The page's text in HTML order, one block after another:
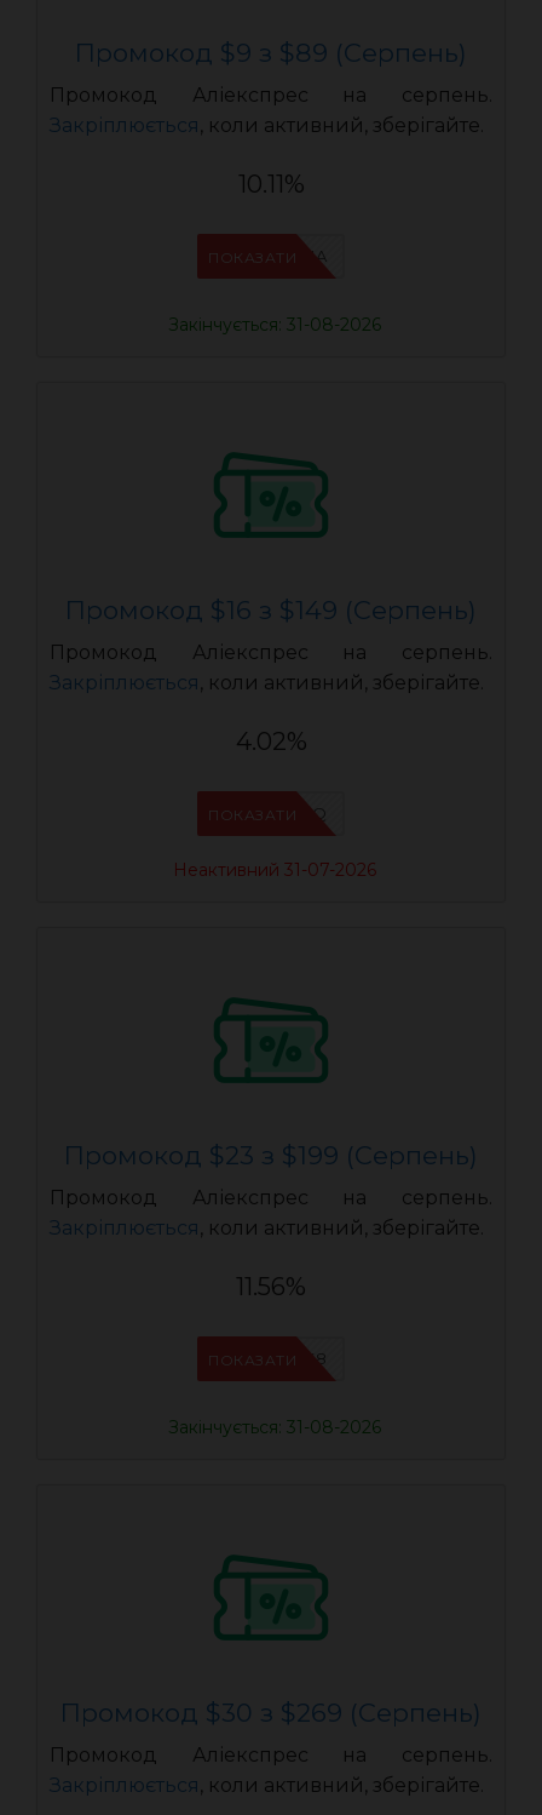
Промокод $9 з $89 (Серпень)
Промокод Аліекспрес на серпень.
Закріплюється, коли активний, зберігайте.
10.11%
IFPN6ZUA
ПОКАЗАТИ
Закінчується: 31-08-2026
Промокод $16 з $149 (Серпень)
Промокод Аліекспрес на серпень.
Закріплюється, коли активний, зберігайте.
4.02%
IFP94JWQ
ПОКАЗАТИ
Неактивний 31-07-2026
Промокод $23 з $199 (Серпень)
Промокод Аліекспрес на серпень.
Закріплюється, коли активний, зберігайте.
11.56%
IFPAB5K8
ПОКАЗАТИ
Закінчується: 31-08-2026
Промокод $30 з $269 (Серпень)
Промокод Аліекспрес на серпень.
Закріплюється, коли активний, зберігайте.